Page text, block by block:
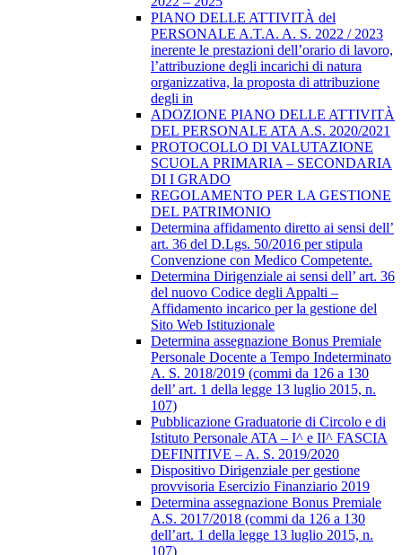
PIANO DELLE ATTIVITÀ del
PERSONALE A.T.A. A. S. 2022 / 2023
inerente le prestazioni dell’orario di lavoro,
l’attribuzione degli incarichi di natura
organizzativa, la proposta di attribuzione
degli in
ADOZIONE PIANO DELLE ATTIVITÀ
DEL PERSONALE ATA A.S. 2020/2021
PROTOCOLLO DI VALUTAZIONE
SCUOLA PRIMARIA – SECONDARIA
DI I GRADO
REGOLAMENTO PER LA GESTIONE
DEL PATRIMONIO
Determina affidamento diretto ai sensi dell’
art. 36 del D.Lgs. 50/2016 per stipula
Convenzione con Medico Competente.
Determina Dirigenziale ai sensi dell’ art. 36
del nuovo Codice degli Appalti –
Affidamento incarico per la gestione del
Sito Web Istituzionale
Determina assegnazione Bonus Premiale
Personale Docente a Tempo Indeterminato
A. S. 2018/2019 (commi da 126 a 130
dell’ art. 1 della legge 13 luglio 2015, n.
107)
Pubblicazione Graduatorie di Circolo e di
Istituto Personale ATA – I^ e II^ FASCIA
DEFINITIVE – A. S. 2019/2020
Dispositivo Dirigenziale per gestione
provvisoria Esercizio Finanziario 2019
Determina assegnazione Bonus Premiale
A.S. 2017/2018 (commi da 126 a 130
dell’art. 1 della legge 13 luglio 2015, n.
107)